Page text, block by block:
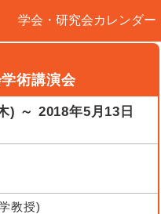
学会・研究会カレンダー
術講演会
) ～ 2018年5月13日
教授)